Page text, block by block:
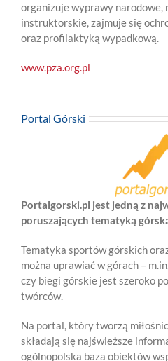
organizuje wyprawy narodowe,
instruktorskie, zajmuje się
oraz profilaktyką wypadkową.
www.pza.org.pl
Portal Górski
Portalgorski.pl jest jedną z
poruszających tematyką
Tematyka sportów górskich
można uprawiać w górach –
czy biegi górskie jest szeroko
twórców.
Na portal, który tworzą
składają się najświeższe
ogólnopolska baza obiektów